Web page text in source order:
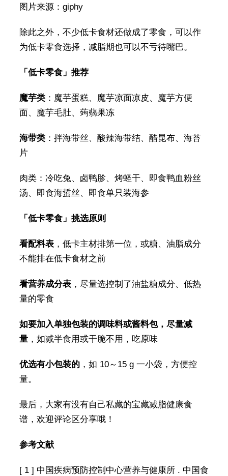
图片来源：giphy
除此之外，不少低卡食材还做成了零食，可以作
为低卡零食选择，减脂期也可以不亏待嘴巴。
「低卡零食」推荐
魔芋类：魔芋蛋糕、魔芋凉面凉皮、魔芋方便
面、魔芋毛肚、蒟蒻果冻
海带类：拌海带丝、酸辣海带结、醋昆布、海苔
片
肉类：冷吃兔、卤鸭胗、烤蛏干、即食鸭血粉丝
汤、即食海蜇丝、即食单只装海参
「低卡零食」挑选原则
看配料表，低卡主材排第一位，或糖、油脂成分
不能排在低卡食材之前
看营养成分表，尽量选控制了油盐糖成分、低热
量的零食
如要加入单独包装的调味料或酱料包，尽量减
量，如减半食用或干脆不用，吃原味
优选有小包装的，如 10～15 g 一小袋，方便控
量。
最后，大家有没有自己私藏的宝藏减脂健康食
谱，欢迎评论区分享哦！
参考文献
[ 1 ] 中国疾病预防控制中心营养与健康所 . 中国食